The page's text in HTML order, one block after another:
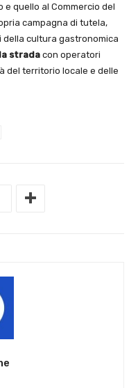
e quello al Commercio del
campagna di tutela,
della cultura gastronomica
strada con operatori
del territorio locale e delle